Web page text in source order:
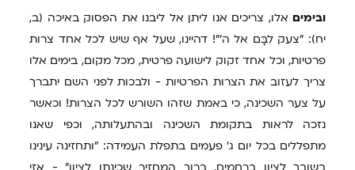
ובימים אלו, צריכים אנו ליתן אל ליבנו את הפסוק באיכה (ב,
יח): "צעק לִבָּם אל ה'"! דהיינו, שעל אף שיש לכל אחד צרות
פרטיות, וכל אחד זקוק לישועה פרטית, מכל מקום, בימים אלו
צריך לעזוב את הצרות הפרטיות - ולבכות לפני השם יתברך
על צער השכינה, כי באמת שזהו השורש לכל הצרות! וכאשר
נזכה לראות בתקומת השכינה ובהתעלותה, וכפי שאנו
מתפללים בכל יום ג' פעמים בתפלת העמידה: "ותחזינה עינינו